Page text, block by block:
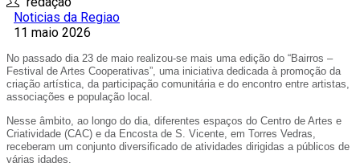
Noticias da Regiao
11 maio 2026
No passado dia 23 de maio realizou-se mais uma edição do “Bairros –
Festival de Artes Cooperativas”, uma iniciativa dedicada à promoção da
criação artística, da participação comunitária e do encontro entre artistas,
associações e população local.
Nesse âmbito, ao longo do dia, diferentes espaços do Centro de Artes e
Criatividade (CAC) e da Encosta de S. Vicente, em Torres Vedras,
receberam um conjunto diversificado de atividades dirigidas a públicos de
várias idades.